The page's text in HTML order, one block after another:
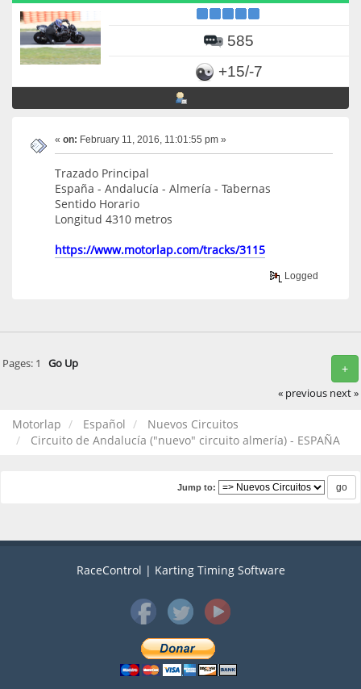
585
+15/-7
« on: February 11, 2016, 11:01:55 pm »
Trazado Principal
España - Andalucía - Almería - Tabernas
Sentido Horario
Longitud 4310 metros
https://www.motorlap.com/tracks/3115
Logged
+
Pages: 1 Go Up
« previous next »
Motorlap Español
Nuevos Circuitos
Circuito de Andalucía ("nuevo" circuito almería) - ESPAÑA
Jump to:
RaceControl | Karting Timing Software